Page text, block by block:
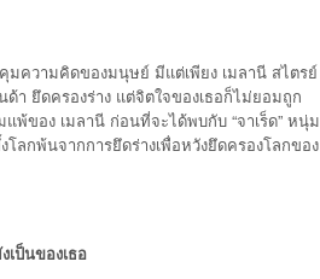
มความคิดของมนุษย์ มีแต่เพียง เมลานี สไตรย์
า ยึดครองร่าง แต่จิตใจของเธอก็ไม่ยอมถูก
ของ เมลานี ก่อนที่จะได้พบกับ “จาเร็ด” หนุ่ม
กพ้นจากการยึดร่างเพื่อหวังยึดครองโลกของ
เป็นของเธอ